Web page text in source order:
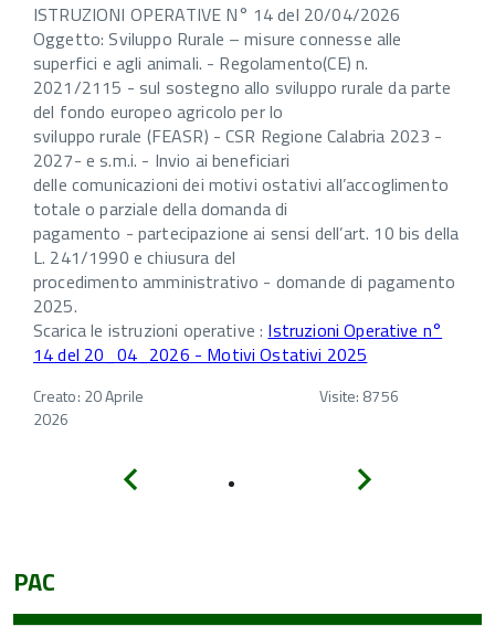
ISTRUZIONI OPERATIVE N° 14 del 20/04/2026
Oggetto: Sviluppo Rurale – misure connesse alle
superfici e agli animali. - Regolamento(CE) n.
2021/2115 - sul sostegno allo sviluppo rurale da parte
del fondo europeo agricolo per lo
sviluppo rurale (FEASR) - CSR Regione Calabria 2023 -
2027- e s.m.i. - Invio ai beneficiari
delle comunicazioni dei motivi ostativi all’accoglimento
totale o parziale della domanda di
pagamento - partecipazione ai sensi dell’art. 10 bis della
L. 241/1990 e chiusura del
procedimento amministrativo - domande di pagamento
2025.
Scarica le istruzioni operative : Istruzioni Operative n°
14 del 20_04_2026 - Motivi Ostativi 2025
Creato: 20 Aprile
2026
Visite: 8756
PAC